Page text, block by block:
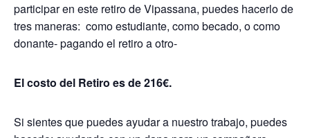
participar en este retiro de Vipassana, puedes hacerlo de
tres maneras: como estudiante, como becado, o como
donante- pagando el retiro a otro-
El costo del Retiro es de 216€.
Si sientes que puedes ayudar a nuestro trabajo, puedes